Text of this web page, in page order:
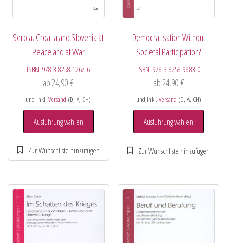
Serbia, Croatia and Slovenia at
Peace and at War
ISBN:978-3-8258-1267-6
ab24,90€
und inkl.Versand (D, A, CH)
Ausführung wählen
Democratisation Without
Societal Participation?
ISBN: 978-3-8258-9883-0
ab24,90 €
und inkl. Versand (D, A, CH)
Ausführung wählen